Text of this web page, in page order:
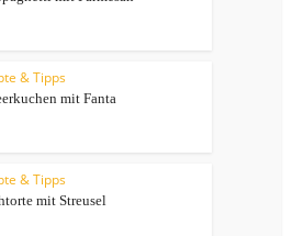
& Tipps
mit Fanta
& Tipps
mit Streusel